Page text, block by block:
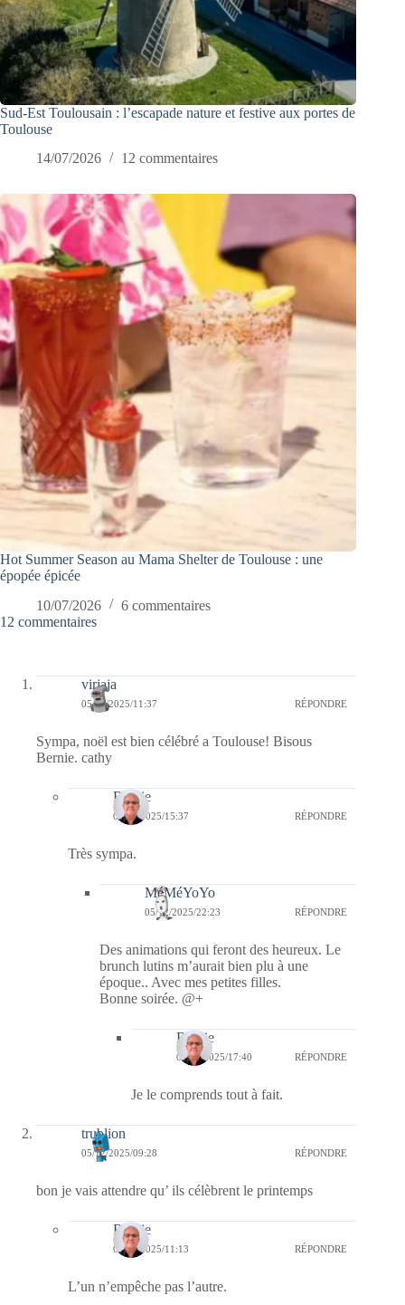
Sud-Est Toulousain : l’escapade nature et festive aux portes de
Toulouse
14/07/2026
12 commentaires
Hot Summer Season au Mama Shelter de Toulouse : une
épopée épicée
10/07/2026
6 commentaires
12 commentaires
virjaja
05/12/2025/11:37 RÉPONDRE
Sympa, noël est bien célébré a Toulouse! Bisous
Bernie. cathy
Bernie
05/12/2025/15:37 RÉPONDRE
Très sympa.
MéMéYoYo
05/12/2025/22:23 RÉPONDRE
Des animations qui feront des heureux. Le
brunch lutins m’aurait bien plu à une
époque.. Avec mes petites filles.
Bonne soirée. @+
Bernie
08/12/2025/17:40 RÉPONDRE
Je le comprends tout à fait.
trublion
05/12/2025/09:28 RÉPONDRE
bon je vais attendre qu’ ils célèbrent le printemps
Bernie
05/12/2025/11:13 RÉPONDRE
L’un n’empêche pas l’autre.